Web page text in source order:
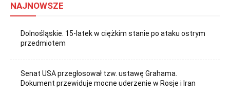
NAJNOWSZE
Dolnośląskie. 15-latek w ciężkim stanie po ataku ostrym
przedmiotem
Senat USA przegłosował tzw. ustawę Grahama.
Dokument przewiduje mocne uderzenie w Rosje i Iran